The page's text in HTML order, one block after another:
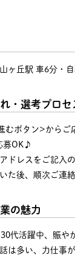
ヶ丘駅 車6分・
・選考プロセ
むボタン>からご
募OK♪
ドレスをご記入の
た後、順次ご連
の魅力
代活躍中、賑や
は多い、力仕事